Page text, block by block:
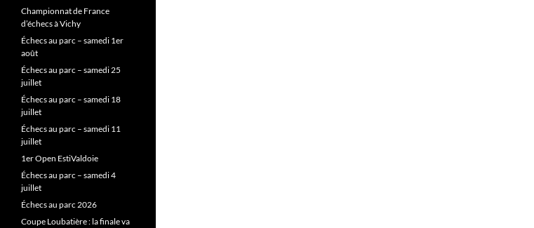
Championnat de France
d’échecs à Vichy
Échecs au parc – samedi 1er
août
Échecs au parc – samedi 25
juillet
Échecs au parc – samedi 18
juillet
Échecs au parc – samedi 11
juillet
1er Open EstiValdoie
Échecs au parc – samedi 4
juillet
Échecs au parc 2026
Coupe Loubatière : la finale va